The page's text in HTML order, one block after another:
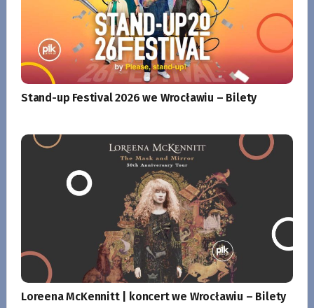
Stand-up Festival 2026 we Wrocławiu – Bilety
Loreena McKennitt | koncert we Wrocławiu – Bilety